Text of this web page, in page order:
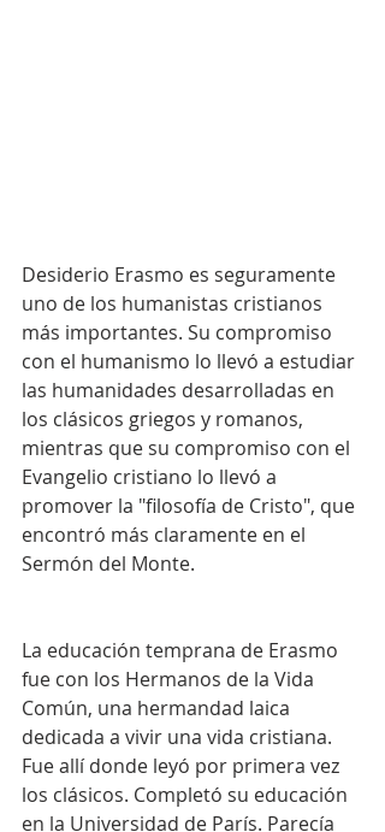
Desiderio Erasmo es seguramente
uno de los humanistas cristianos
más importantes. Su compromiso
con el humanismo lo llevó a estudiar
las humanidades desarrolladas en
los clásicos griegos y romanos,
mientras que su compromiso con el
Evangelio cristiano lo llevó a
promover la "filosofía de Cristo", que
encontró más claramente en el
Sermón del Monte.
La educación temprana de Erasmo
fue con los Hermanos de la Vida
Común, una hermandad laica
dedicada a vivir una vida cristiana.
Fue allí donde leyó por primera vez
los clásicos. Completó su educación
en la Universidad de París. Parecía